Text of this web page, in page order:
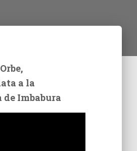
a la
Imbabura